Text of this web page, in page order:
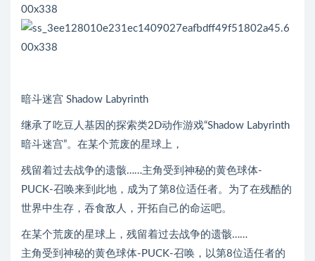
暗斗迷宫 Shadow Labyrinth
继承了吃豆人基因的探索类2D动作游戏“Shadow Labyrinth
暗斗迷宫”。在某个荒废的星球上，
残留着过去战争的遗骸……主角受到神秘的黄色球体-
PUCK-召唤来到此地，成为了第8位适任者。为了在残酷的
世界中生存，吞食敌人，开拓自己的命运吧。
在某个荒废的星球上，残留着过去战争的遗骸……
主角受到神秘的黄色球体-PUCK-召唤，以第8位适任者的